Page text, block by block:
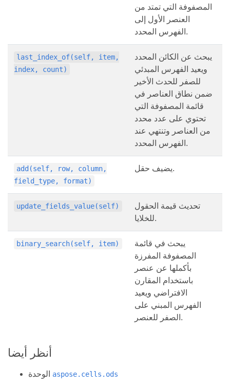
المصفوفة التي تمتد من
العنصر الأول إلى
الفهرس المحدد.
last_index_of(self, item,
index, count)
يبحث عن الكائن المحدد
ويعيد الفهرس المبدئي
للصفر للحدث الأخير
ضمن نطاق العناصر في
قائمة المصفوفة التي
تحتوي على عدد محدد
من العناصر وتنتهي عند
الفهرس المحدد.
add(self, row, column,
field_type, format)
يضيف حقل.
update_fields_value(self)
تحديث قيمة الحقول
للخلايا.
binary_search(self, item)
يبحث في قائمة
المصفوفة المفرزة
بأكملها عن عنصر
باستخدام المقارن
الافتراضي ويعيد
الفهرس المبني على
الصفر للعنصر.
أنظر أيضا
aspose.cells.ods